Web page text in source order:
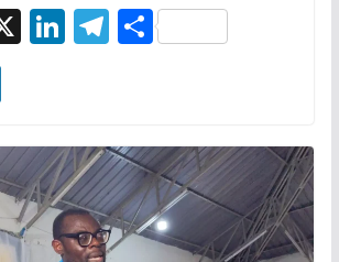
X Li
dI
n
T
a
m
P
er